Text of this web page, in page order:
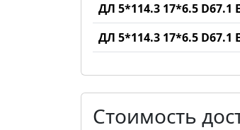
ДЛ 5*114.3 17*6.5 D67.1
ДЛ 5*114.3 17*6.5 D67.1
Стоимость